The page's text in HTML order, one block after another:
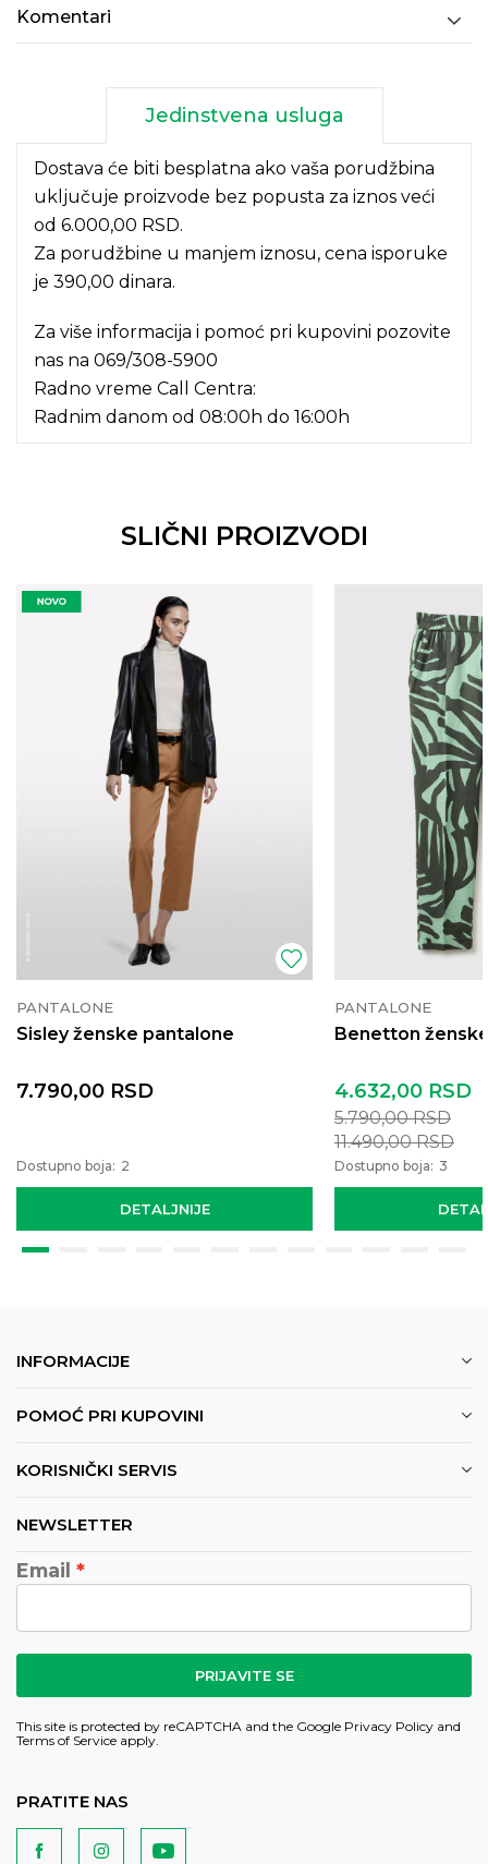
Komentari
Jedinstvena usluga
Dostava će biti besplatna ako vaša porudžbina
uključuje proizvode bez popusta za iznos veći
od 6.000,00 RSD.
Za porudžbine u manjem iznosu, cena isporuke
je 390,00 dinara.
Za više informacija i pomoć pri kupovini pozovite
nas na 069/308-5900
Radno vreme Call Centra:
Radnim danom od 08:00h do 16:00h
SLIČNI PROIZVODI
PANTALONE
Sisley ženske pantalone
DETALJNIJE
7.790,00 RSD
Dostupno boja: 2
PANTALONE
Benetton
4.632,00 RSD
5.790,00RSD
11.490,00RSD
Dostupno boja: 3
INFORMACIJE
POMOĆ PRI KUPOVINI
KORISNIČKI SERVIS
NEWSLETTER
Email
PRIJAVITE SE
This site is protected by reCAPTCHA and the Google Privacy Policy and
Terms of Service apply.
PRATITE NAS